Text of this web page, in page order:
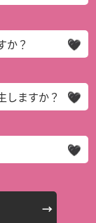
か？
しますか？